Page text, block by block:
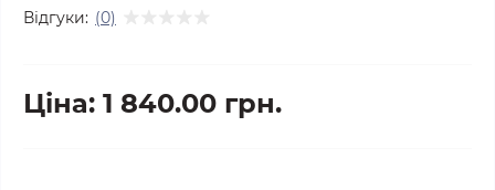
Відгуки: (0)
Ціна: 1 840.00 грн.